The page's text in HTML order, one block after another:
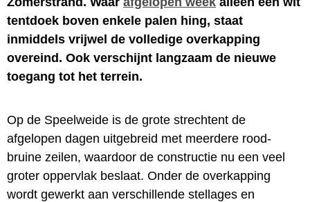
tentdoek boven enkele palen hing, staat
inmiddels vrijwel de volledige overkapping
overeind. Ook verschijnt langzaam de nieuwe
toegang tot het terrein.
Op de Speelweide is de grote strechtent de
afgelopen dagen uitgebreid met meerdere rood-
bruine zeilen, waardoor de constructie nu een veel
groter oppervlak beslaat. Onder de overkapping
wordt gewerkt aan verschillende stellages en